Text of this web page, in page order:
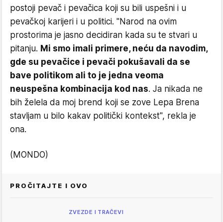
postoji pevač i pevačica koji su bili uspešni i u
pevačkoj karijeri i u politici. "Narod na ovim
prostorima je jasno decidiran kada su te stvari u
pitanju. Mi smo imali primere, neću da navodim,
gde su pevačice i pevači pokušavali da se
bave politikom ali to je jedna veoma
neuspešna kombinacija kod nas. Ja nikada ne
bih želela da moj brend koji se zove Lepa Brena
stavljam u bilo kakav politički kontekst", rekla je
ona.
(MONDO)
PROČITAJTE I OVO
ZVEZDE I TRAČEVI